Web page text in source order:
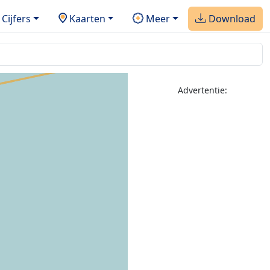
Cijfers Kaarten Meer Download
Advertentie: